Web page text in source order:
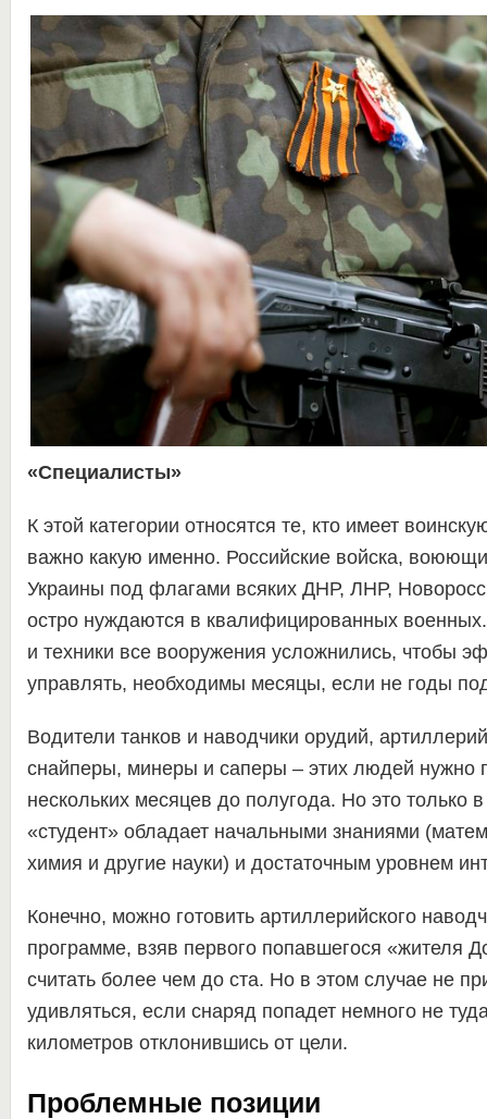
«Специалисты»
К этой категории относятся те, кто имеет
важно какую именно. Российские войска,
Украины под флагами всяких ДНР, ЛНР,
остро нуждаются в квалифицированных
и техники все вооружения усложнились, чтобы
управлять, необходимы месяцы, если не годы
Водители танков и наводчики орудий,
снайперы, минеры и саперы – этих людей нужно
нескольких месяцев до полугода. Но это только
«студент» обладает начальными знаниями
химия и другие науки) и достаточным уровнем
Конечно, можно готовить артиллерийского
программе, взяв первого попавшегося «жителя
считать более чем до ста. Но в этом случае не
удивляться, если снаряд попадет немного не
километров отклонившись от цели.
Проблемные позиции